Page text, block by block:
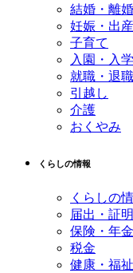
結婚・離婚
妊娠・出産
子育て
入園・入学
就職・退職
引越し
介護
おくやみ
くらしの情報
くらしの
届出・証明
保険・年金
税金
健康・福祉